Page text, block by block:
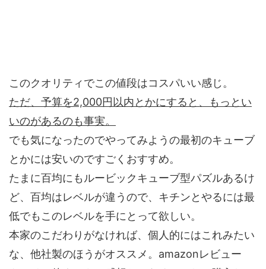
このクオリティでこの値段はコスパいい感じ。
ただ、予算を2,000円以内とかにすると、もっとい
いのがあるのも事実。
でも気になったのでやってみようの最初のキューブ
とかには安いのですごくおすすめ。
たまに百均にもルービックキューブ型パズルあるけ
ど、百均はレベルが違うので、キチンとやるには最
低でもこのレベルを手にとって欲しい。
本家のこだわりがなければ、個人的にはこれみたい
な、他社製のほうがオススメ。amazonレビュー